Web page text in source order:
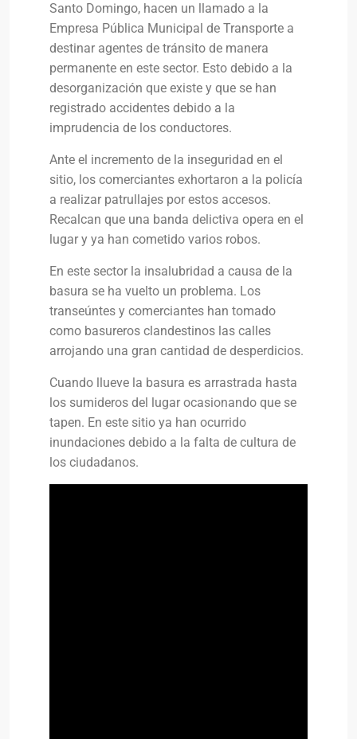
Santo Domingo, hacen un llamado a la
Empresa Pública Municipal de Transporte a
destinar agentes de tránsito de manera
permanente en este sector. Esto debido a la
desorganización que existe y que se han
registrado accidentes debido a la
imprudencia de los conductores.
Ante el incremento de la inseguridad en el
sitio, los comerciantes exhortaron a la policía
a realizar patrullajes por estos accesos.
Recalcan que una banda delictiva opera en el
lugar y ya han cometido varios robos.
En este sector la insalubridad a causa de la
basura se ha vuelto un problema. Los
transeúntes y comerciantes han tomado
como basureros clandestinos las calles
arrojando una gran cantidad de desperdicios.
Cuando llueve la basura es arrastrada hasta
los sumideros del lugar ocasionando que se
tapen. En este sitio ya han ocurrido
inundaciones debido a la falta de cultura de
los ciudadanos.